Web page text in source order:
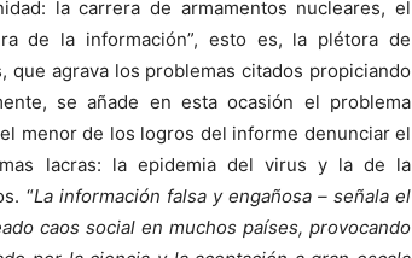
la carrera de armamentos nucleares, el
de la información”, esto es, la plétora de
agrava los problemas citados propiciando
se añade en esta ocasión el problema
menor de los logros del informe denunciar el
lacras: la epidemia del virus y la de la
“La información falsa y engañosa – señala el
caos social en muchos países, provocando